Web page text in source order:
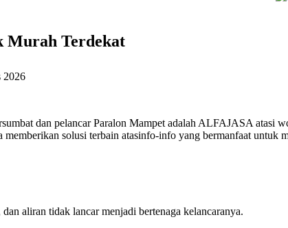
Murah Terdekat
2026
dan pelancar Paralon Mampet adalah ALFAJASA atasi
solusi terbain atasinfo-info yang bermanfaat untuk
aliran tidak lancar menjadi bertenaga kelancaranya.